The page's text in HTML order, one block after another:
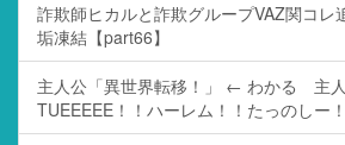
詐欺師ヒカルと詐欺グループVAZ関コレ
垢凍結【part66】
主人公「異世界転移！」 ← わかる 主
TUEEEEE！！ハーレム！！たっのしー